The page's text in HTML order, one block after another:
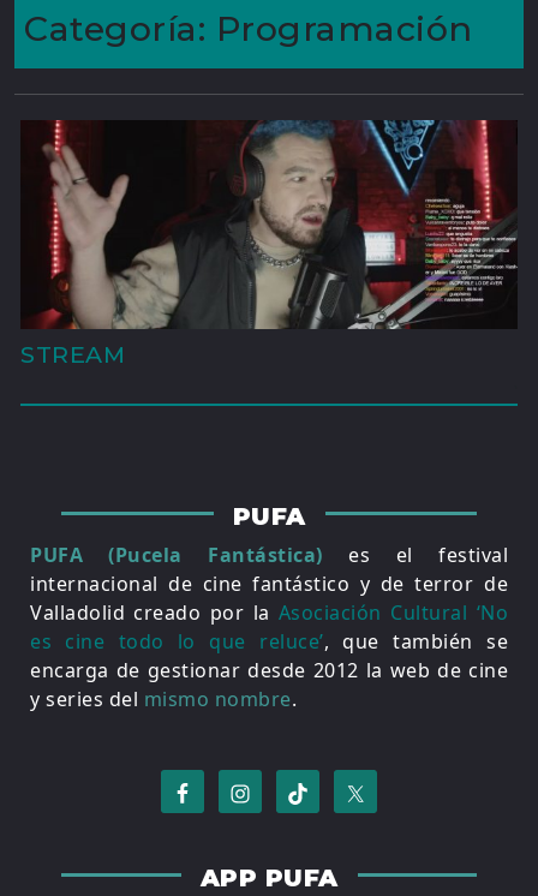
Categoría: Programación
STREAM
PUFA
PUFA (Pucela Fantástica) es el festival
internacional de cine fantástico y de terror de
Valladolid creado por la Asociación Cultural ‘No
es cine todo lo que reluce’, que también se
encarga de gestionar desde 2012 la web de cine
y series del mismo nombre.
APP PUFA